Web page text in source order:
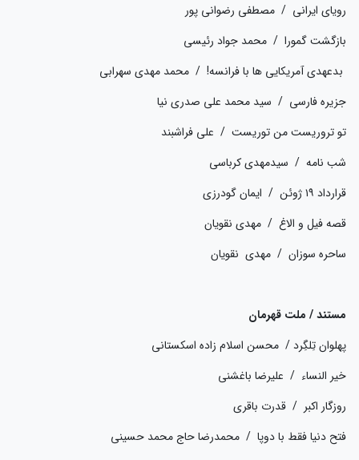
رویای ایرانی / مصطفی رضوانی پور
بازگشت گمورا / محمد جواد رئیسی
بدعهدی آمریکایی ها با فرانسه! / محمد مهدی سهرابی
جزیره فارسی / سید محمد علی صدری نیا
تو تروریست من توریست / علی فراشبند
شب نامه / سیدمهدی کرباسی
قرارداد ۱۹ ژوئن / ایمان گودرزی
قصه فیل و الاغ / مهدی نقویان
ساحره سوزان / مهدی نقویان
مستند / ملت قهرمان
پهلوان تِلگِرد / محسن اسلام زاده اسکستانی
خیر النساء / علیرضا باغشنی
روزگار اکبر / قدرت باقری
فتح دنیا فقط با دوپا / محمدرضا حاج محمد حسینی